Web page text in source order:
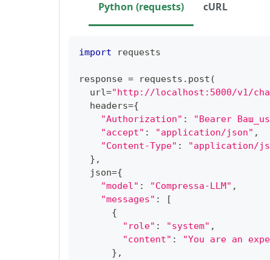
Python (requests) cURL
import requests
response = requests . post (
  url
="http://localhost:5000/v1/
  headers
={
"Authorization" : "Bearer
"accept" : "application/json" ,
"Content-Type" :
"application/
} ,
  json
={
"model" : "Compressa-LLM" ,
"messages" :
[
{
"role" : "system" ,
"content" :
"You are an
} ,